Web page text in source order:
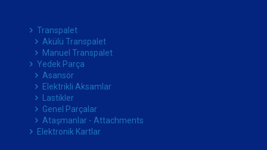
Transpalet
Akülü Transpalet
Manuel Transpalet
Yedek Parça
Asansör
Elektrikli Aksamlar
Lastikler
Genel Parçalar
Ataşmanlar - Attachments
Elektronik Kartlar